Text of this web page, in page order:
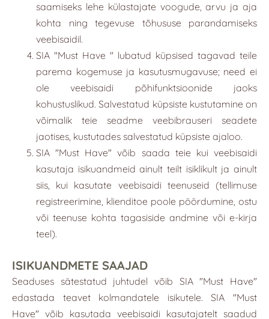
saamiseks lehe külastajate voogude, arvu ja aja
kohta ning tegevuse tõhususe parandamiseks
veebisaidil.
SIA "Must Have " lubatud küpsised tagavad teile
parema kogemuse ja kasutusmugavuse; need ei
ole veebisaidi põhifunktsioonide jaoks
kohustuslikud. Salvestatud küpsiste kustutamine on
võimalik teie seadme veebibrauseri seadete
jaotises, kustutades salvestatud küpsiste ajaloo.
SIA "Must Have" võib saada teie kui veebisaidi
kasutaja isikuandmeid ainult teilt isiklikult ja ainult
siis, kui kasutate veebisaidi teenuseid (tellimuse
registreerimine, klienditoe poole pöördumine, ostu
või teenuse kohta tagasiside andmine või e-kirja
teel).
ISIKUANDMETE SAAJAD
Seaduses sätestatud juhtudel võib SIA "Must Have"
edastada teavet kolmandatele isikutele. SIA "Must
Have" võib kasutada veebisaidi kasutajatelt saadud